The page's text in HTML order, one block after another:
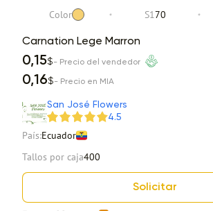
Color S170
Carnation Lege Marron
0,15$- Precio del vendedor
0,16$- Precio en MIA
San José Flowers
4.5
País:Ecuador
Tallos por caja400
Solicitar